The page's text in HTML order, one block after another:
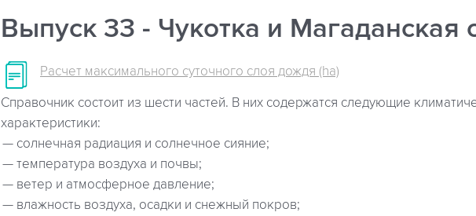
Выпуск 33 - Чукотка и Магаданская
Расчет максимального суточного слоя дождя (ha)
Справочник состоит из шести частей. В них содержатся следующие
характеристики:
солнечная радиация и солнечное сияние;
температура воздуха и почвы;
ветер и атмосферное давление;
влажность воздуха, осадки и снежный покров;